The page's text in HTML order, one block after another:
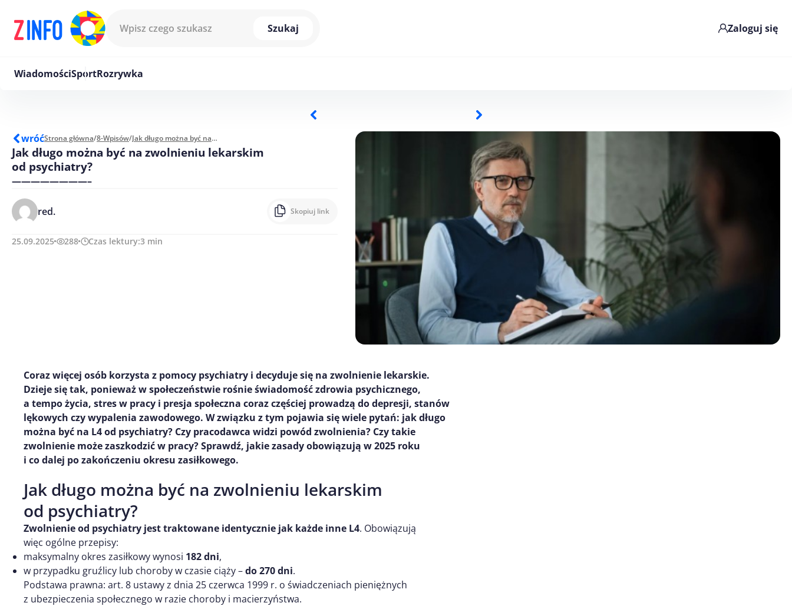
Szukaj
Zaloguj się
WiadomościSportRozrywka
wróćStrona główna/8-Wpisów/ Jak długo można być na zwolnieniu lekarskim od psychiatry?
Jak długo można być na zwolnieniu lekarskim
od psychiatry?
————————–
red. Skopiuj link
25.09.2025 288 Czas lektury:3 min
Coraz więcej osób korzysta z pomocy psychiatry i decyduje się na zwolnienie lekarskie.
Dzieje się tak, ponieważ w społeczeństwie rośnie świadomość zdrowia psychicznego,
a tempo życia, stres w pracy i presja społeczna coraz częściej prowadzą do depresji, stanów
lękowych czy wypalenia zawodowego. W związku z tym pojawia się wiele pytań: jak długo
można być na L4 od psychiatry? Czy pracodawca widzi powód zwolnienia? Czy takie
zwolnienie może zaszkodzić w pracy? Sprawdź, jakie zasady obowiązują w 2025 roku
i co dalej po zakończeniu okresu zasiłkowego.
Jak długo można być na zwolnieniu lekarskim
od psychiatry?
Zwolnienie od psychiatry jest traktowane identycznie jak każde inne L4. Obowiązują
więc ogólne przepisy:
maksymalny okres zasiłkowy wynosi 182 dni,
w przypadku gruźlicy lub choroby w czasie ciąży –do 270 dni.
Podstawa prawna: art. 8 ustawy z dnia 25 czerwca 1999 r. o świadczeniach pieniężnych
z ubezpieczenia społecznego w razie choroby i macierzyństwa.